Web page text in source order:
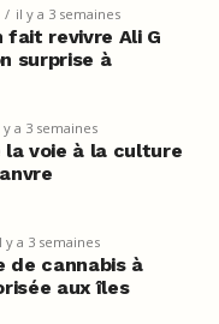
il y a 3 semaines
fait revivre Ali G
surprise à
y a 3 semaines
la voie à la culture
y a 3 semaines
de cannabis à
aux îles